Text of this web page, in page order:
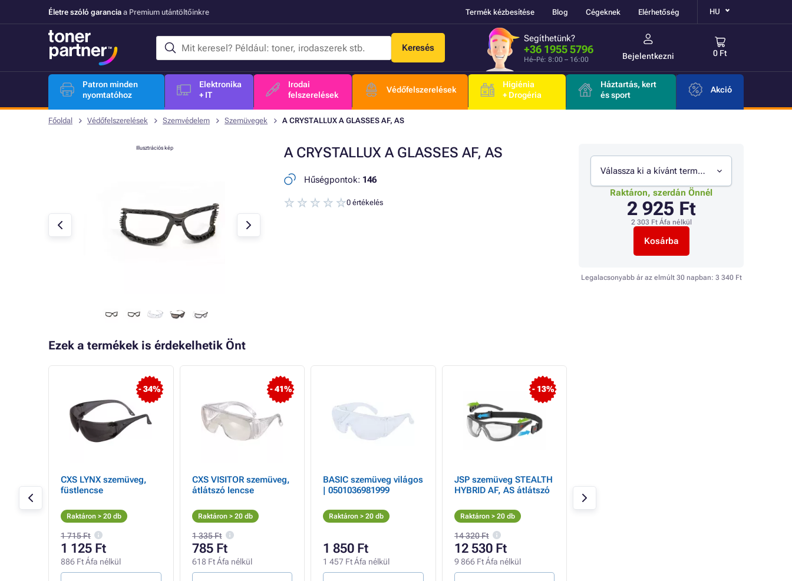
Életre szóló garancia a Premium utántöltőinkre Termék kézbesítése Blog Cégeknek Elérhetőség HU
Keresés
Segíthetünk?
+36 1955 5796
Hé–Pé: 8:00 – 16:00 Bejelentkezni 0 Ft
Patron minden
nyomtatóhoz
Elektronika
+ IT
Irodai
felszerelések
Védőfelszerelések
Higiénia
+ Drogéria
Háztartás, kert
és sport
Akció
Főoldal Védőfelszerelések Szemvédelem Szemüvegek A CRYSTALLUX A GLASSES AF, AS
A CRYSTALLUX A GLASSES AF, AS
Illusztrációs kép
Hűségpontok: 146
0 értékelés
Válassza ki a kívánt termékváltozatot
Raktáron, szerdán Önnél
2 925 Ft
2 303 FtÁfa nélkül
Kosárba
Legalacsonyabb ár az elmúlt 30 napban: 3 340 Ft
Ezek a termékek is érdekelhetik Önt
- 34%
CXS LYNX szemüveg,
füstlencse
Raktáron > 20 db
1 715 Ft
1 125 Ft
886 Ft Áfa nélkül
- 41%
CXS VISITOR szemüveg,
átlátszó lencse
Raktáron > 20 db
1 335 Ft
785 Ft
618 Ft Áfa nélkül
BASIC szemüveg világos
| 0501036981999
Raktáron > 20 db
1 850 Ft
1 457 Ft Áfa nélkül
- 13%
JSP szemüveg STEALTH
HYBRID AF, AS átlátszó
Raktáron > 20 db
14 320 Ft
12 530 Ft
9 866 Ft Áfa nélkül
füstlencse